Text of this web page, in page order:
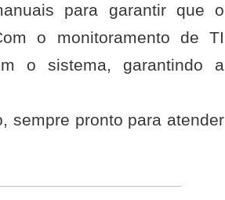
para garantir que o
o monitoramento de TI
o sistema, garantindo a
sempre pronto para atender